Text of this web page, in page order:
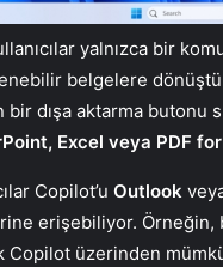
yalnızca bir
belgelere
bir dışa aktarma
Excel veya PDF
Copilot’u Outlook
erişebiliyor. Örneğin,
Copilot üzerinden